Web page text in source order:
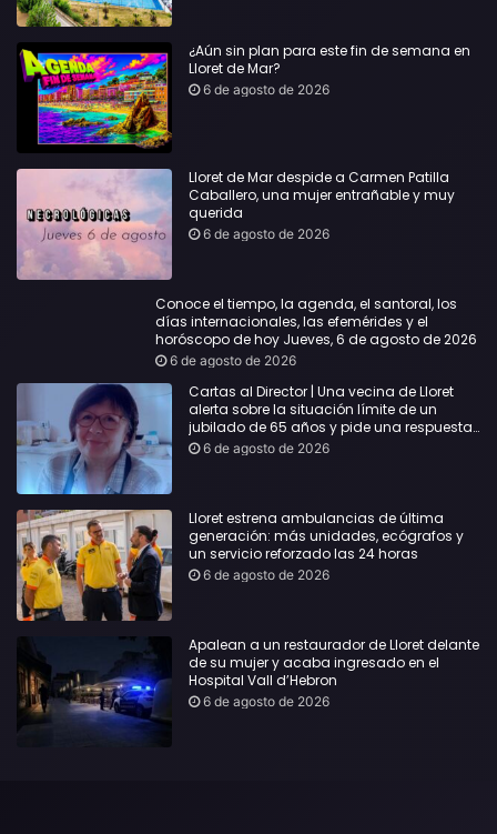
¿Aún sin plan para este fin de semana en
Lloret de Mar?
6 de agosto de 2026
Lloret de Mar despide a Carmen Patilla
Caballero, una mujer entrañable y muy
querida
6 de agosto de 2026
Conoce el tiempo, la agenda, el santoral, los
días internacionales, las efemérides y el
horóscopo de hoy Jueves, 6 de agosto de 2026
6 de agosto de 2026
Cartas al Director | Una vecina de Lloret
alerta sobre la situación límite de un
jubilado de 65 años y pide una respuesta
urgente
6 de agosto de 2026
Lloret estrena ambulancias de última
generación: más unidades, ecógrafos y
un servicio reforzado las 24 horas
6 de agosto de 2026
Apalean a un restaurador de Lloret delante
de su mujer y acaba ingresado en el
Hospital Vall d’Hebron
6 de agosto de 2026